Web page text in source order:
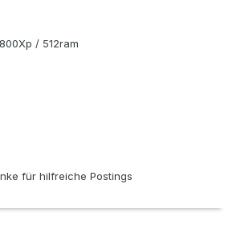
/ 512ram
für hilfreiche Postings